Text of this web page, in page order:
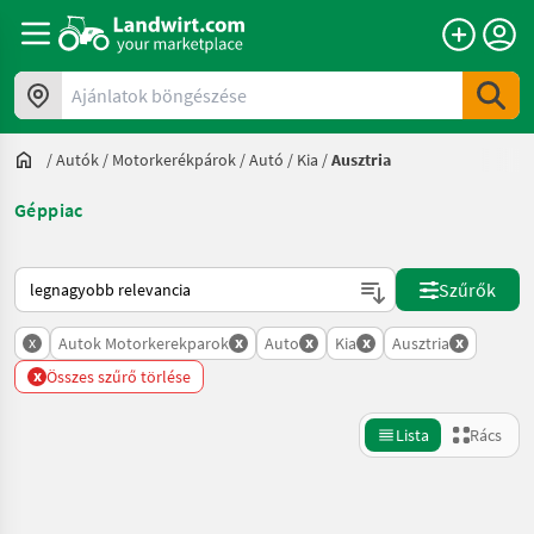
Ajánlatok böngészése
/Autók / Motorkerékpárok /Autó / Kia /Ausztria
Géppiac
Így van sorba rendezve a Landwirt.com-on
Szűrők
x Autok Motorkerekparok x Auto x Kia x Ausztria x
x Összes szűrő törlése
Lista Rács